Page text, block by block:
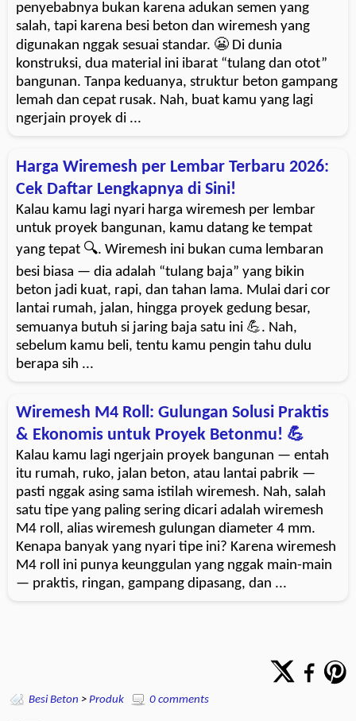
penyebabnya bukan karena adukan semen yang
salah, tapi karena besi beton dan wiremesh yang
digunakan nggak sesuai standar. 😬 Di dunia
konstruksi, dua material ini ibarat “tulang dan otot”
bangunan. Tanpa keduanya, struktur beton gampang
lemah dan cepat rusak. Nah, buat kamu yang lagi
ngerjain proyek di ...
Harga Wiremesh per Lembar Terbaru 2026:
Cek Daftar Lengkapnya di Sini!
Kalau kamu lagi nyari harga wiremesh per lembar
untuk proyek bangunan, kamu datang ke tempat
yang tepat 🔍. Wiremesh ini bukan cuma lembaran
besi biasa — dia adalah “tulang baja” yang bikin
beton jadi kuat, rapi, dan tahan lama. Mulai dari cor
lantai rumah, jalan, hingga proyek gedung besar,
semuanya butuh si jaring baja satu ini 💪. Nah,
sebelum kamu beli, tentu kamu pengin tahu dulu
berapa sih ...
Wiremesh M4 Roll: Gulungan Solusi Praktis
& Ekonomis untuk Proyek Betonmu! 💪
Kalau kamu lagi ngerjain proyek bangunan — entah
itu rumah, ruko, jalan beton, atau lantai pabrik —
pasti nggak asing sama istilah wiremesh. Nah, salah
satu tipe yang paling sering dicari adalah wiremesh
M4 roll, alias wiremesh gulungan diameter 4 mm.
Kenapa banyak yang nyari tipe ini? Karena wiremesh
M4 roll ini punya keunggulan yang nggak main-main
— praktis, ringan, gampang dipasang, dan ...
Besi Beton > Produk 0 comments